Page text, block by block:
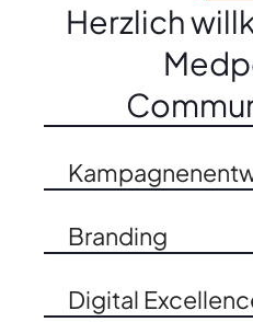
Herzlich
Branding
Digital